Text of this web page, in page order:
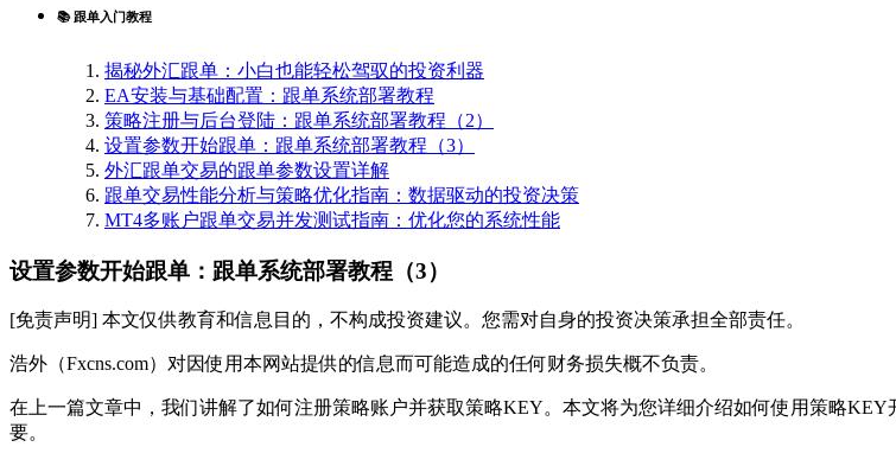
📚 跟单入门教程
揭秘外汇跟单：小白也能轻松驾驭的投资利器
EA安装与基础配置：跟单系统部署教程
策略注册与后台登陆：跟单系统部署教程（2）
设置参数开始跟单：跟单系统部署教程（3）
外汇跟单交易的跟单参数设置详解
跟单交易性能分析与策略优化指南：数据驱动的投资决策
MT4多账户跟单交易并发测试指南：优化您的系统性能
设置参数开始跟单：跟单系统部署教程（3）
[免责声明] 本文仅供教育和信息目的，不构成投资建议。您需对自身的投资决策承担全部责任。
浩外（Fxcns.com）对因使用本网站提供的信息而可能造成的任何财务损失概不负责。
在上一篇文章中，我们讲解了如何注册策略账户并获取策略KEY。本文将为您详细介绍如何使用策略
要。